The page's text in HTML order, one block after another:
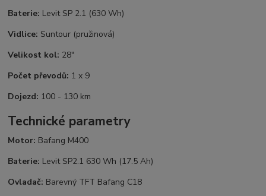
Baterie: Levit SP 2.1 (630 Wh)
Vidlice: Suntour (pružinová)
Velikost kol: 28"
Počet převodů: 1 x 9
Dojezd: 100 - 130 km
Technické parametry
Motor: Bafang M400
Baterie: Levit SP2.1 630 Wh (17.5 Ah)
Ovladač: Barevný TFT Bafang C18